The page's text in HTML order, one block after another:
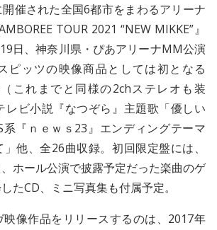
催された全国6都市をまわるアリーナ
TOUR 2021 “NEW MIKKE”』
日、神奈川県・ぴあアリーナMM公演
ピッツの映像商品としては初となる
これまでと同様の2chステレオも装
レビ小説『なつぞら』主題歌「優しい
『ｎｅｗｓ23』エンディングテーマ
」他、全26曲収録。初回限定盤には、
ホール公演で披露予定だった楽曲のゲ
たCD、ミニ写真集も付属予定。
像作品をリリースするのは、2017年